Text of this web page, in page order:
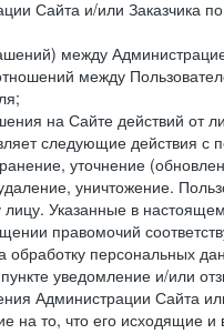
Сайта и/или Заказчика
между
между
на Сайте действий от
следующие действия с
уточнение
уничтожение.
Указанные в
правомочий
обработку персональных
уведомление и/или
Администрации Сайта
на то, что его исходящие